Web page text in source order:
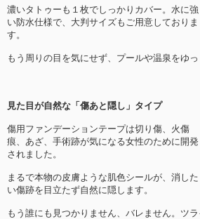
濃いタトゥーも１枚でしっかりカバー。水に強
い防水仕様で、大判サイズもご用意しておりま
す。
もう周りの目を気にせず、プールや温泉をゆっ
見た目が自然な「傷あと隠し」タイプ
傷用ファンデーションテープは切り傷、火傷
痕、あざ、手術跡が気になる女性のために開発
されました。
まるで本物の皮膚ような肌色シールが、消した
い傷跡を目立たず自然に隠します。
もう誰にも見つかりません、バレません。ツ